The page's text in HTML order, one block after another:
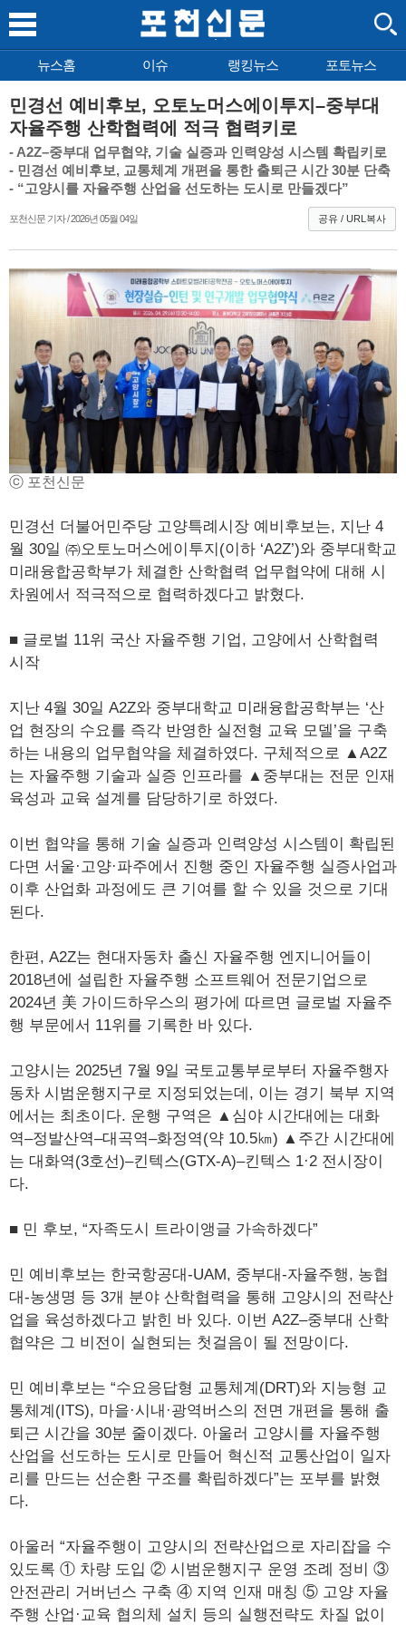
뉴스홈 이슈 랭킹뉴스 포토뉴스
민경선 예비후보, 오토노머스에이투지–중부대
자율주행 산학협력에 적극 협력키로
- A2Z–중부대 업무협약, 기술 실증과 인력양성 시스템 확립키로
- 민경선 예비후보, 교통체계 개편을 통한 출퇴근 시간 30분 단축
- “고양시를 자율주행 산업을 선도하는 도시로 만들겠다”
포천신문 기자 / 2026년 05월 04일 공유 / URL복사
ⓒ 포천신문
민경선 더불어민주당 고양특례시장 예비후보는, 지난 4
월 30일 ㈜오토노머스에이투지(이하 ‘A2Z’)와 중부대학교
미래융합공학부가 체결한 산학협력 업무협약에 대해 시
차원에서 적극적으로 협력하겠다고 밝혔다.
■ 글로벌 11위 국산 자율주행 기업, 고양에서 산학협력
시작
지난 4월 30일 A2Z와 중부대학교 미래융합공학부는 ‘산
업 현장의 수요를 즉각 반영한 실전형 교육 모델’을 구축
하는 내용의 업무협약을 체결하였다. 구체적으로 ▲A2Z
는 자율주행 기술과 실증 인프라를 ▲중부대는 전문 인재
육성과 교육 설계를 담당하기로 하였다.
이번 협약을 통해 기술 실증과 인력양성 시스템이 확립된
다면 서울·고양·파주에서 진행 중인 자율주행 실증사업과
이후 산업화 과정에도 큰 기여를 할 수 있을 것으로 기대
된다.
한편, A2Z는 현대자동차 출신 자율주행 엔지니어들이
2018년에 설립한 자율주행 소프트웨어 전문기업으로
2024년 美 가이드하우스의 평가에 따르면 글로벌 자율주
행 부문에서 11위를 기록한 바 있다.
고양시는 2025년 7월 9일 국토교통부로부터 자율주행자
동차 시범운행지구로 지정되었는데, 이는 경기 북부 지역
에서는 최초이다. 운행 구역은 ▲심야 시간대에는 대화
역–정발산역–대곡역–화정역(약 10.5㎞) ▲주간 시간대에
는 대화역(3호선)–킨텍스(GTX-A)–킨텍스 1·2 전시장이
다.
■ 민 후보, “자족도시 트라이앵글 가속하겠다”
민 예비후보는 한국항공대-UAM, 중부대-자율주행, 농협
대-농생명 등 3개 분야 산학협력을 통해 고양시의 전략산
업을 육성하겠다고 밝힌 바 있다. 이번 A2Z–중부대 산학
협약은 그 비전이 실현되는 첫걸음이 될 전망이다.
민 예비후보는 “수요응답형 교통체계(DRT)와 지능형 교
통체계(ITS), 마을·시내·광역버스의 전면 개편을 통해 출
퇴근 시간을 30분 줄이겠다. 아울러 고양시를 자율주행
산업을 선도하는 도시로 만들어 혁신적 교통산업이 일자
리를 만드는 선순환 구조를 확립하겠다”는 포부를 밝혔
다.
아울러 “자율주행이 고양시의 전략산업으로 자리잡을 수
있도록 ① 차량 도입 ② 시범운행지구 운영 조례 정비 ③
안전관리 거버넌스 구축 ④ 지역 인재 매칭 ⑤ 고양 자율
주행 산업·교육 협의체 설치 등의 실행전략도 차질 없이